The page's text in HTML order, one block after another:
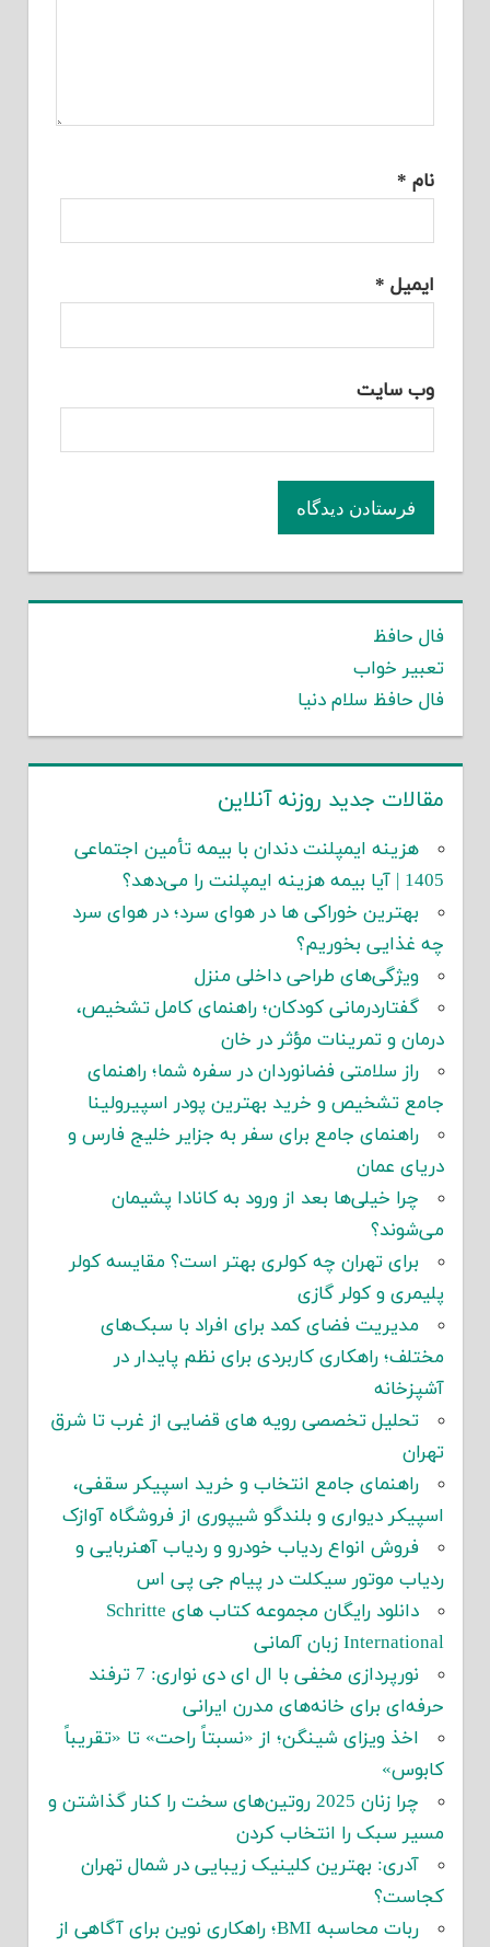
نام *
ایمیل *
وب‌ سایت
فال حافظ
تعبیر خواب
فال حافظ سلام دنیا
مقالات جدید روزنه آنلاین
هزینه ایمپلنت دندان با بیمه تأمین اجتماعی
1405 | آیا بیمه هزینه ایمپلنت را می‌دهد؟
بهترین خوراکی ها در هوای سرد؛ در هوای سرد
چه غذایی بخوریم؟
ویژگی‌های طراحی داخلی منزل
گفتاردرمانی کودکان؛ راهنمای کامل تشخیص،
درمان و تمرینات مؤثر در خان
راز سلامتی فضانوردان در سفره شما؛ راهنمای
جامع تشخیص و خرید بهترین پودر اسپیرولینا
راهنمای جامع برای سفر به جزایر خلیج فارس و
دریای عمان
چرا خیلی‌ها بعد از ورود به کانادا پشیمان
می‌شوند؟
برای تهران چه کولری بهتر است؟ مقایسه کولر
پلیمری و کولر گازی
مدیریت فضای کمد برای افراد با سبک‌های
مختلف؛ راهکاری کاربردی برای نظم پایدار در
آشپزخانه
تحلیل تخصصی رویه های قضایی از غرب تا شرق
تهران
راهنمای جامع انتخاب و خرید اسپیکر سقفی،
اسپیکر دیواری و بلندگو شیپوری از فروشگاه آوازک
فروش انواع ردیاب خودرو و ردیاب آهنربایی و
ردیاب موتور سیکلت در پیام جی پی اس
دانلود رایگان مجموعه کتاب های Schritte
International زبان آلمانی
نورپردازی مخفی با ال ای دی نواری: 7 ترفند
حرفه‌ای برای خانه‌های مدرن ایرانی
اخذ ویزای شینگن؛ از «نسبتاً راحت» تا «تقریباً
کابوس»
چرا زنان 2025 روتین‌های سخت را کنار گذاشتن و
مسیر سبک را انتخاب کردن
آدری: بهترین کلینیک زیبایی در شمال تهران
کجاست؟
ربات محاسبه BMI؛ راهکاری نوین برای آگاهی از